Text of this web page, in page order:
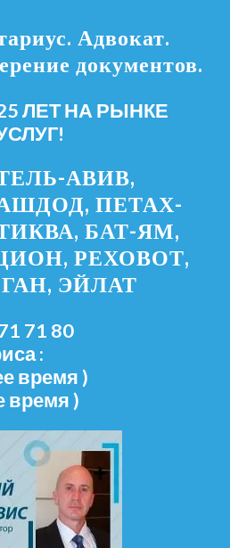
Адвокат.
документов.
ЛЕТ НА РЫНКЕ
АВИВ,
ПЕТАХ-
БАТ-ЯМ,
РЕХОВОТ,
ЭЙЛАТ
71 80
:
время )
время )